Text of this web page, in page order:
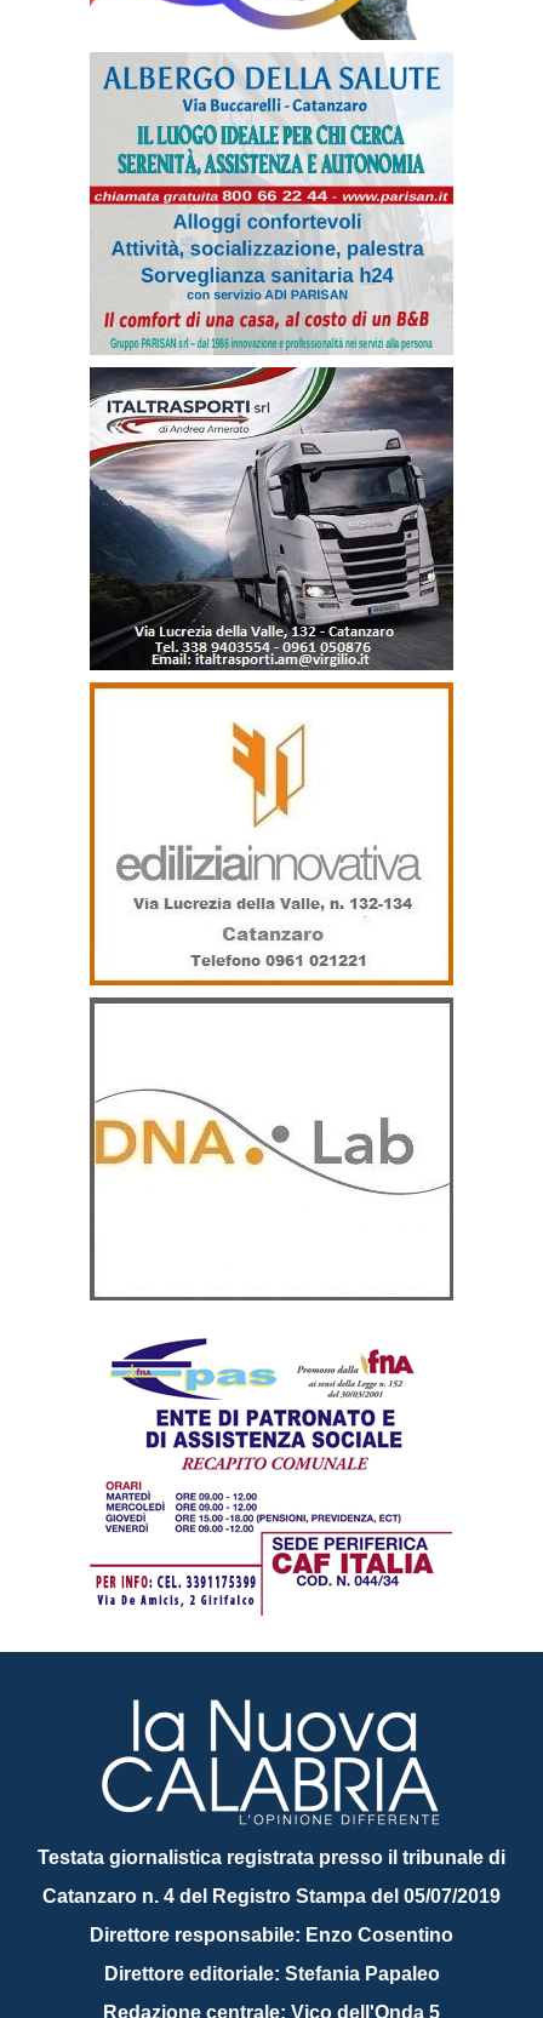
Testata giornalistica registrata presso il tribunale di
Catanzaro n. 4 del Registro Stampa del 05/07/2019
Direttore responsabile: Enzo Cosentino
Direttore editoriale: Stefania Papaleo
Redazione centrale: Vico dell'Onda 5